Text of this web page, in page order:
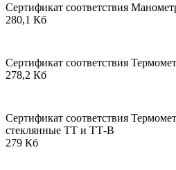
Сертификат соответствия
280,1 Кб
Сертификат соответствия
278,2 Кб
Сертификат соответствия
стеклянные ТТ и ТТ-В
279 Кб